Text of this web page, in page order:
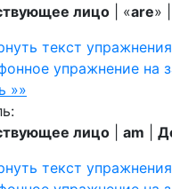
лицо | «are» |
текст
упражнение на
»»
лицо am
текст